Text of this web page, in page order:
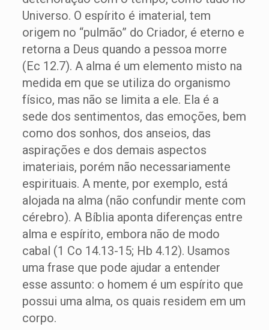
Universo. O espírito é imaterial, tem
origem no “pulmão” do Criador, é eterno e
retorna a Deus quando a pessoa morre
(Ec 12.7). A alma é um elemento misto na
medida em que se utiliza do organismo
físico, mas não se limita a ele. Ela é a
sede dos sentimentos, das emoções, bem
como dos sonhos, dos anseios, das
aspirações e dos demais aspectos
imateriais, porém não necessariamente
espirituais. A mente, por exemplo, está
alojada na alma (não confundir mente com
cérebro). A Bíblia aponta diferenças entre
alma e espírito, embora não de modo
cabal (1 Co 14.13-15; Hb 4.12). Usamos
uma frase que pode ajudar a entender
esse assunto: o homem é um espírito que
possui uma alma, os quais residem em um
corpo.